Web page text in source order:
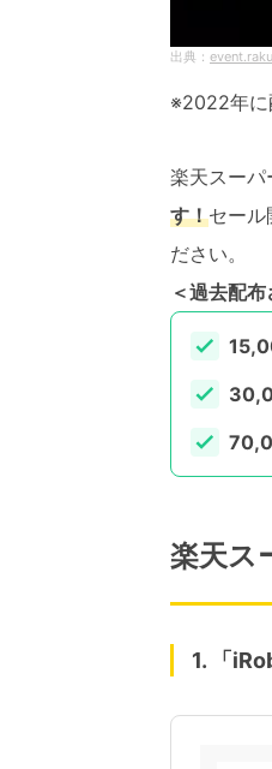
※2022年に
楽天スーパ
す！セール
ださい。
＜過去配
楽天ス
1. 「